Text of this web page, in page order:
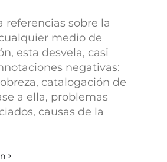
referencias sobre la
medio de
esta desvela, casi
negativas:
catalogación de
a ella, problemas
causas de la